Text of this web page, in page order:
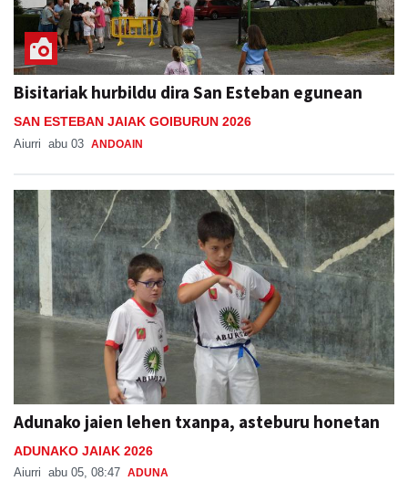
Bisitariak hurbildu dira San Esteban egunean
SAN ESTEBAN JAIAK GOIBURUN 2026
Aiurri abu 03 ANDOAIN
Adunako jaien lehen txanpa, asteburu honetan
ADUNAKO JAIAK 2026
Aiurri abu 05, 08:47 ADUNA